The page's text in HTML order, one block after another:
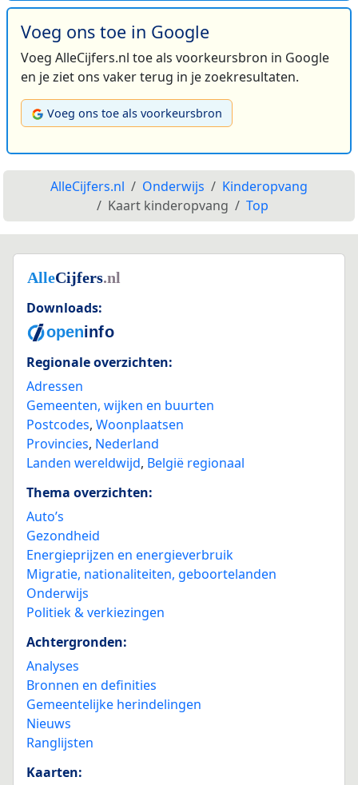
Voeg ons toe in Google
Voeg AlleCijfers.nl toe als voorkeursbron in Google
en je ziet ons vaker terug in je zoekresultaten.
Voeg ons toe als voorkeursbron
AlleCijfers.nl Onderwijs
Kinderopvang
Kaart kinderopvang
Top
Downloads:
Regionale overzichten:
Adressen
Gemeenten, wijken en buurten
Postcodes, Woonplaatsen
Provincies, Nederland
Landen wereldwijd, België regionaal
Thema overzichten:
Auto’s
Gezondheid
Energieprijzen en energieverbruik
Migratie, nationaliteiten, geboortelanden
Onderwijs
Politiek & verkiezingen
Achtergronden:
Analyses
Bronnen en definities
Gemeentelijke herindelingen
Nieuws
Ranglijsten
Kaarten: